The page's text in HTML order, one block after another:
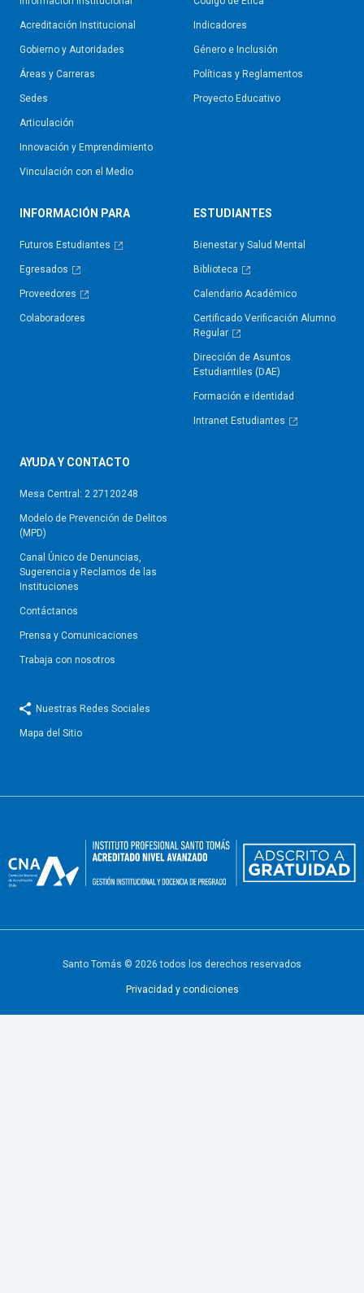
Acreditación Institucional
Gobierno y Autoridades​
Áreas y Carreras
Sedes
Articulación
Innovación y Emprendimiento
Vinculación con el Medio
Indicadores
Género e Inclusión
Políticas y Reglamentos​
Proyecto Educativo
INFORMACIÓN PARA
Futuros Estudiantes
Egresados
Proveedores
Colaboradores
ESTUDIANTES
Bienestar y Salud Mental
Biblioteca
Calendario Académico
Certificado Verificación Alumno
Regular
Dirección de Asuntos
Estudiantiles (DAE)
Formación e identidad
Intranet Estudiantes
AYUDA Y CONTACTO
Mesa Central: 2 27120248
Modelo de Prevención de Delitos
(MPD)
Canal Único de Denuncias,
Sugerencia y Reclamos de las
Instituciones
Contáctanos
Prensa y Comunicaciones
Trabaja con nosotros
Nuestras Redes Sociales
Mapa del Sitio
Santo Tomás © 2026 todos los derechos reservados
Privacidad y condiciones